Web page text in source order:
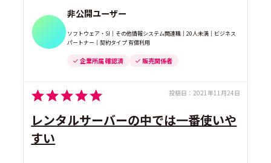
非公開ユーザー
ソフトウェア・SI｜その他情報システム関連職｜20人未満｜ビジネス
パートナー｜契約タイプ 有償利用
企業所属 確認済 販売関係者
投稿日： 2021年11月24日
レンタルサーバーの中では一番使いや
すい